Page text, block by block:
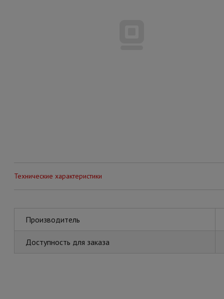
Технические характеристики
Производитель
Доступность для заказа